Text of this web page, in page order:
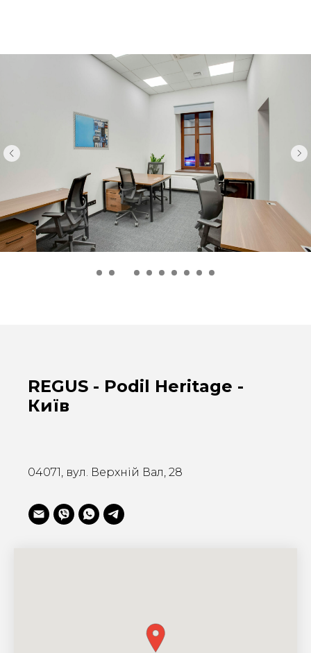
REGUS - Podil Heritage -
Київ
04071, вул. Верхній Вал, 28